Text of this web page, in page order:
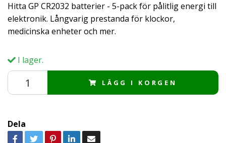
Hitta GP CR2032 batterier - 5-pack för pålitlig energi till
elektronik. Långvarig prestanda för klockor,
medicinska enheter och mer.
I lager.
LÄGG I KORGEN
Dela